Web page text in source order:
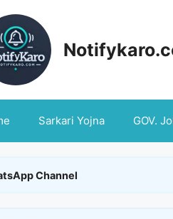
Sarkari Yojna GOV.
Channel